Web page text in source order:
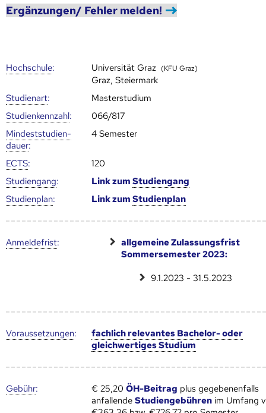
Ergänzungen/ Fehler melden!
Hoch­schule: Universität Graz (KFU Graz)
Graz, Steiermark
Studienart:
Masterstudium
Studien­kenn­zahl:
066/817
Mindest­studien­
dauer:
4 Semester
ECTS:
120
Studien­gang: Link zumStudien­gang
Studien­plan: Link zumStudien­plan
Anmelde­frist:
allgemeine Zulassungsfrist
Sommersemester 2023:
9.1.2023 - 31.5.2023
Voraus­setzungen:
fachlich relevantes Bachelor- oder
gleichwertiges Studium
Gebühr: € 25,20ÖH-Beitrag plus gegebenenfalls
anfallendeStudiengebühren im Umfang